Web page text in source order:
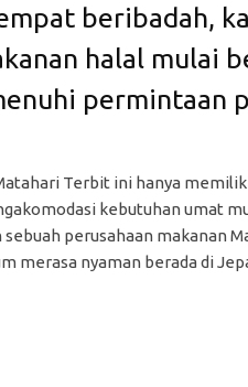
beribadah,
halal mulai
permintaan
Terbit ini hanya
kebutuhan umat
perusahaan makanan
merasa nyaman berada di